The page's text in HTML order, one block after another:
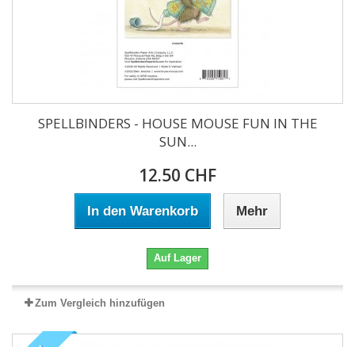
SPELLBINDERS - HOUSE MOUSE FUN IN THE
SUN...
12.50 CHF
In den Warenkorb Mehr
Auf Lager
Zum Vergleich hinzufügen